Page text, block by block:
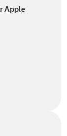
Apple